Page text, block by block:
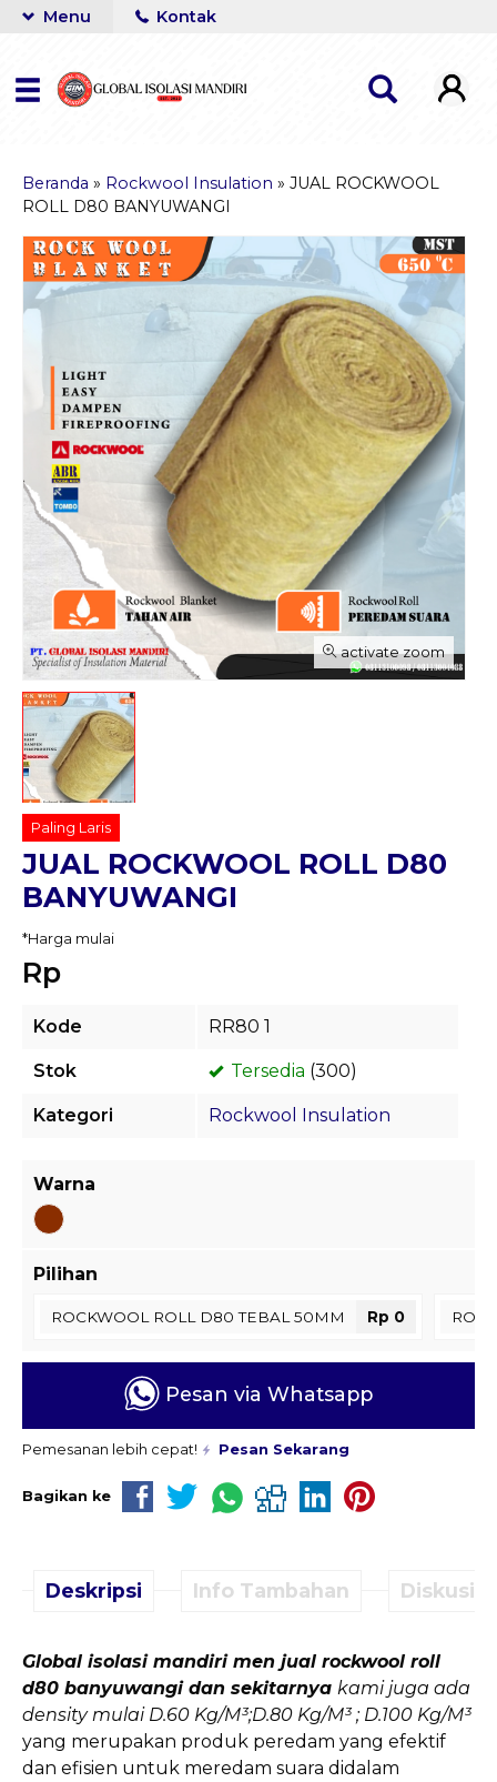
Menu Kontak
Beranda » Rockwool Insulation » JUAL ROCKWOOL
ROLL D80 BANYUWANGI
activate zoom
Paling Laris
JUAL ROCKWOOL ROLL D80
BANYUWANGI
*Harga mulai
Rp
Kode RR80 1
Stok Tersedia (300)
Kategori Rockwool Insulation
Warna
Pilihan
ROCKWOOL ROLL D80 TEBAL 50MM Rp 0
Pesan via Whatsapp
Pemesanan lebih cepat! Pesan Sekarang
Bagikan ke
Deskripsi Info Tambahan Diskusi
Global isolasi mandiri men jual rockwool roll
d80 banyuwangi dan sekitarnya kami juga ada
density mulai D.60 Kg/M³;D.80 Kg/M³ ; D.100 Kg/M³
yang merupakan produk peredam yang efektif
dan efisien untuk meredam suara didalam